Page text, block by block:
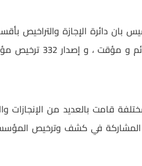
بان دائرة الإجازة
وعليه فقد تم هذا
قامت بالعديد من
المشاركة في كشف وترخيص